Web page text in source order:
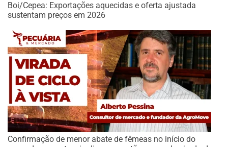
Boi/Cepea: Exportações aquecidas e oferta ajustada
sustentam preços em 2026
Confirmação de menor abate de fêmeas no início do